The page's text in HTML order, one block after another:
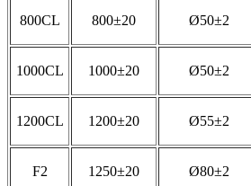
800CL 800±20 Ø50±2
1000CL 1000±20 Ø50±2
1200CL 1200±20 Ø55±2
F2 1250±20 Ø80±2